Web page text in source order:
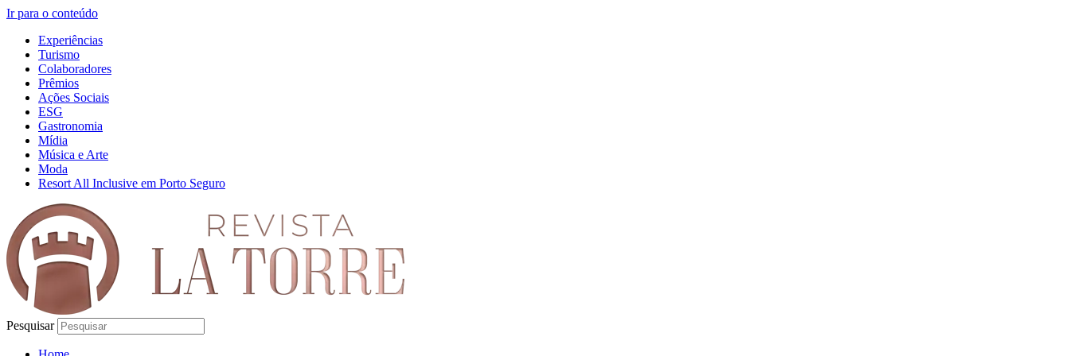
Ir para o conteúdo
Experiências
Turismo
Colaboradores
Prêmios
Ações Sociais
ESG
Gastronomia
Mídia
Música e Arte
Moda
Resort All Inclusive em Porto Seguro
Pesquisar